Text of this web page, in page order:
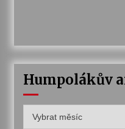
Humpolákův
archiv